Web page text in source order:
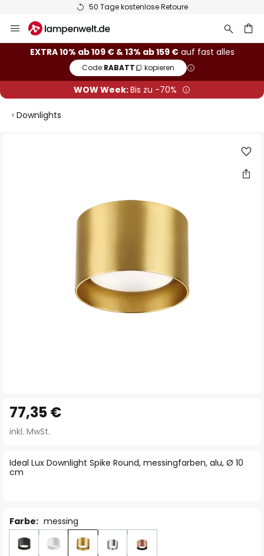
50 Tage kostenlose Retoure
Inhalt
springen
EXTRA 10% ab 109 € & 13% ab 159 €auf fast alles
Code:RABATT kopieren
WOW Week:Bis zu -70%
Downlights
Anfang
der
springen
Ideal Lux Downlight Spike Round, messingfarben, alu, Ø 10
cm
77,35 €
inkl. MwSt.
Farbe: messing